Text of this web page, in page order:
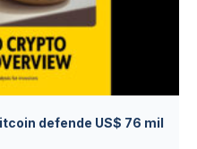
defende US$ 76 mil